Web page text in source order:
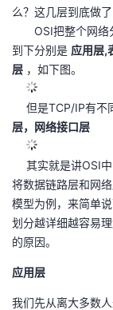
发
者
我
的
博
我
的
坛
我
圈
的
我
开
发
者
学
堂
的
我
的
Programs
我
的
支
持
我
技
的
么？这几层到底做了
OSI把整个网络
到下分别是 应用层,
层 ，如下图。
但是TCP/IP有不
层，网络接口层
其实就是讲OSI中
将数据链路层和网
模型为例，来简单
划分越详细越容易
的原因。
应用层
我们先从离大多数